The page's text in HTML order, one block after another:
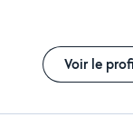
Voir le